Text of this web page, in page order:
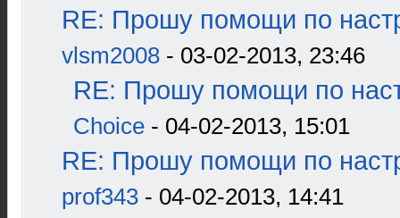
RE: Прошу помощи по
vlsm2008 - 03-02-2013, 23:46
RE: Прошу помощи по
Choice - 04-02-2013, 15:01
RE: Прошу помощи по
prof343 - 04-02-2013, 14:41